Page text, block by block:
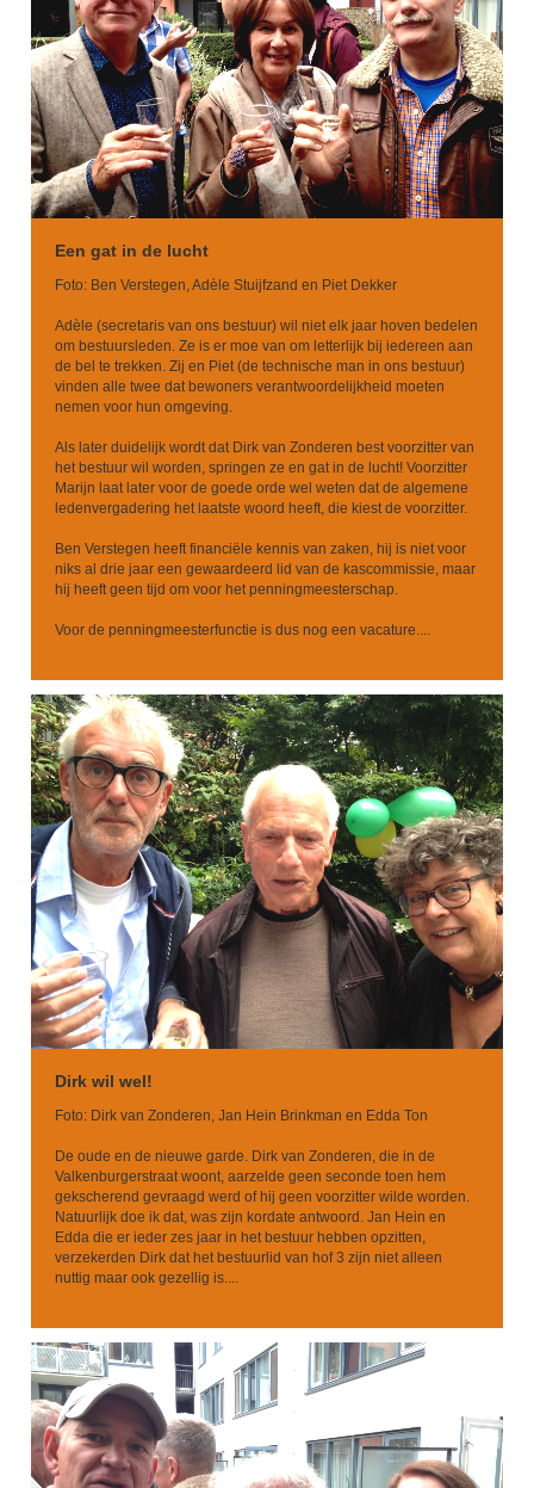
Video's
ALV 2016
VVE Parkeergarage
Ander nieuws
Een gat in de lucht
Foto: Ben Verstegen, Adèle Stuijfzand en Piet Dekker
Adèle (secretaris van ons bestuur) wil niet elk jaar hoven bedelen
om bestuursleden. Ze is er moe van om letterlijk bij iedereen aan
de bel te trekken. Zij en Piet (de technische man in ons bestuur)
vinden alle twee dat bewoners verantwoordelijkheid moeten
nemen voor hun omgeving.
Als later duidelijk wordt dat Dirk van Zonderen best voorzitter van
het bestuur wil worden, springen ze en gat in de lucht! Voorzitter
Marijn laat later voor de goede orde wel weten dat de algemene
ledenvergadering het laatste woord heeft, die kiest de voorzitter.
Ben Verstegen heeft financiële kennis van zaken, hij is niet voor
niks al drie jaar een gewaardeerd lid van de kascommissie, maar
hij heeft geen tijd om voor het penningmeesterschap.
Voor de penningmeesterfunctie is dus nog een vacature....
Dirk wil wel!
Foto: Dirk van Zonderen, Jan Hein Brinkman en Edda Ton
De oude en de nieuwe garde. Dirk van Zonderen, die in de
Valkenburgerstraat woont, aarzelde geen seconde toen hem
gekscherend gevraagd werd of hij geen voorzitter wilde worden.
Natuurlijk doe ik dat, was zijn kordate antwoord. Jan Hein en
Edda die er ieder zes jaar in het bestuur hebben opzitten,
verzekerden Dirk dat het bestuurlid van hof 3 zijn niet alleen
nuttig maar ook gezellig is....